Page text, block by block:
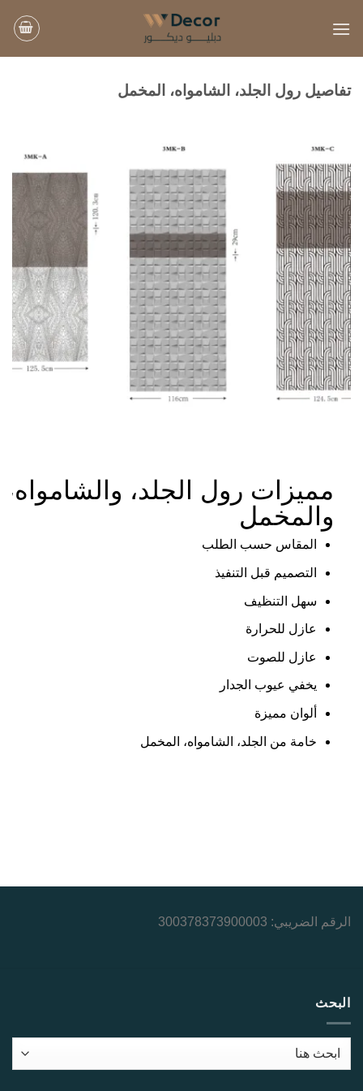
للمحتوى
تفاصيل رول الجلد، الشامواه، المخمل
مميزات رول الجلد، والشامواه،
والمخمل
المقاس حسب الطلب
⁠التصميم قبل التنفيذ
سهل التنظيف
⁠عازل للحرارة
⁠عازل للصوت
يخفي عيوب الجدار
⁠ألوان مميزة
خامة من الجلد، الشامواه، المخمل
الرقم الضريبي: 300378373900003
البحث